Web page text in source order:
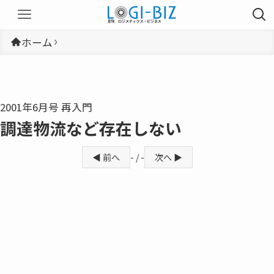
ホーム
2001年6月号 再入門
調達物流など存在しない
◀ 前へ - / - 次へ ▶